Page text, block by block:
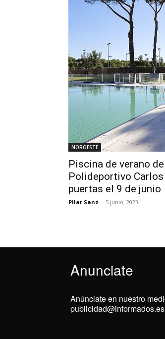
NOROESTE
Piscina de verano
Polideportivo Carlos
puertas el 9 de junio
Pilar Sanz - 5 junio, 2023
Anunciate
Anúnciate en nuestro
publicidad@informados.es